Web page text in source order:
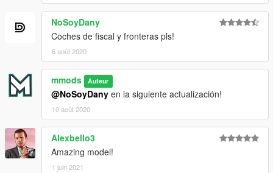
NoSoyDany
Coches de fiscal y fronteras pls!
6 août 2020
mmods Auteur
@NoSoyDany en la siguiente actualización!
10 août 2020
Alexbello3
Amazing model!
1 juin 2021